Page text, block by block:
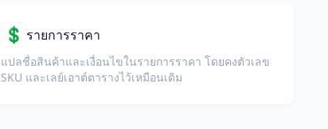
💲 รายการราคา
แปลชื่อสินค้าและเงื่อนไขในรายการราคา โดยคงตัวเลข
SKU และเลย์เอาต์ตารางไว้เหมือนเดิม